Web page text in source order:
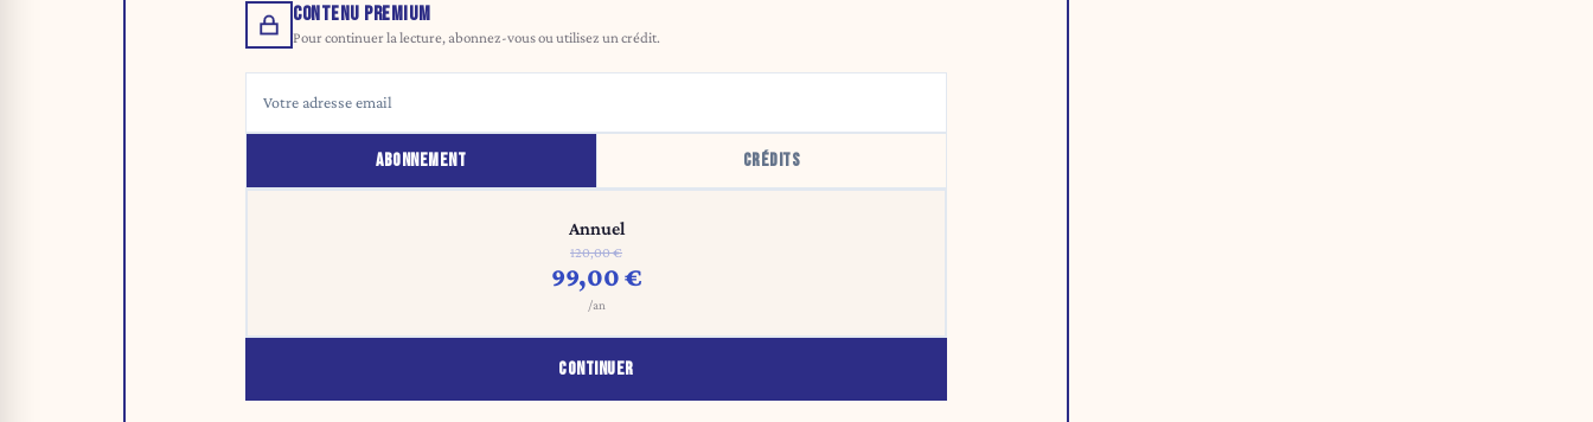
CONTENU PREMIUM
Pour continuer la lecture, abonnez-vous ou utilisez un crédit.
ABONNEMENT CRÉDITS
Annuel
120,00 €
99,00 €
/an
CONTINUER